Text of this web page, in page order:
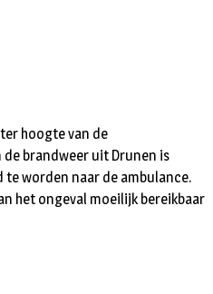
hoogte van de
de brandweer uit Drunen is
worden naar de ambulance.
het ongeval moeilijk bereikbaar